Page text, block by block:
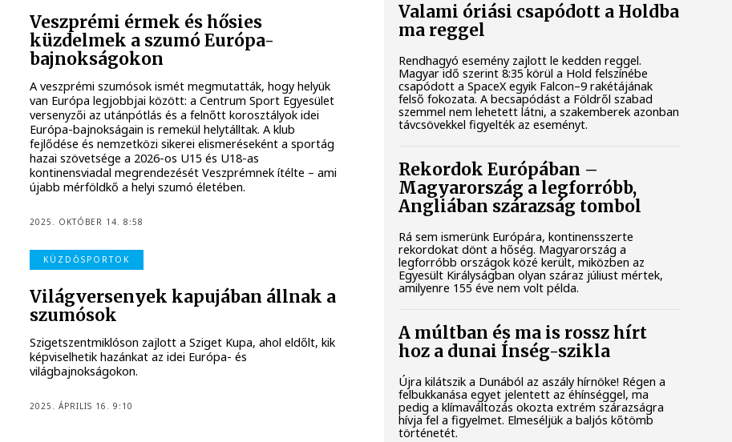
Veszprémi érmek és hősies
küzdelmek a szumó Európa-
bajnokságokon
A veszprémi szumósok ismét megmutatták, hogy helyük
van Európa legjobbjai között: a Centrum Sport Egyesület
versenyzői az utánpótlás és a felnőtt korosztályok idei
Európa-bajnokságain is remekül helytálltak. A klub
fejlődése és nemzetközi sikerei elismeréseként a sportág
hazai szövetsége a 2026-os U15 és U18-as
kontinensviadal megrendezését Veszprémnek ítélte – ami
újabb mérföldkő a helyi szumó életében.
2025. OKTÓBER 14. 8:58
KÜZDŐSPORTOK
Világversenyek kapujában állnak a
szumósok
Szigetszentmiklóson zajlott a Sziget Kupa, ahol eldőlt, kik
képviselhetik hazánkat az idei Európa- és
világbajnokságokon.
2025. ÁPRILIS 16. 9:10
Valami óriási csapódott a Holdba
ma reggel
Rendhagyó esemény zajlott le kedden reggel.
Magyar idő szerint 8:35 körül a Hold felszínébe
csapódott a SpaceX egyik Falcon–9 rakétájának
felső fokozata. A becsapódást a Földről szabad
szemmel nem lehetett látni, a szakemberek azonban
távcsövekkel figyelték az eseményt.
Rekordok Európában –
Magyarország a legforróbb,
Angliában szárazság tombol
Rá sem ismerünk Európára, kontinensszerte
rekordokat dönt a hőség. Magyarország a
legforróbb országok közé került, miközben az
Egyesült Királyságban olyan száraz júliust mértek,
amilyenre 155 éve nem volt példa.
A múltban és ma is rossz hírt
hoz a dunai Ínség-szikla
Újra kilátszik a Dunából az aszály hírnöke! Régen a
felbukkanása egyet jelentett az éhínséggel, ma
pedig a klímaváltozás okozta extrém szárazságra
hívja fel a figyelmet. Elmeséljük a baljós kőtömb
történetét.